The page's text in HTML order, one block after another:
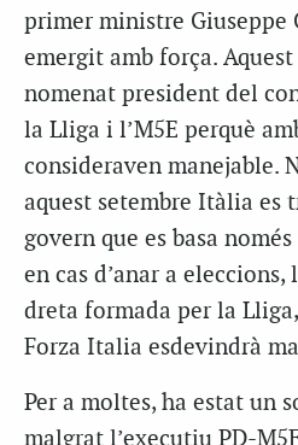
primer ministre Giuseppe
emergit amb força.
nomenat president del
la Lliga i l’M5E perquè
consideraven manejable.
aquest setembre Itàlia es
govern que es basa
en cas d’anar a
dreta formada per la
Forza Italia esdevindrà
Per a moltes, ha estat un